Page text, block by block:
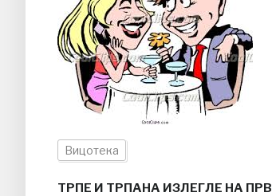
Вицотека
ТРПЕ И ТРПАНА ИЗЛЕГЛЕ НА ПРВ